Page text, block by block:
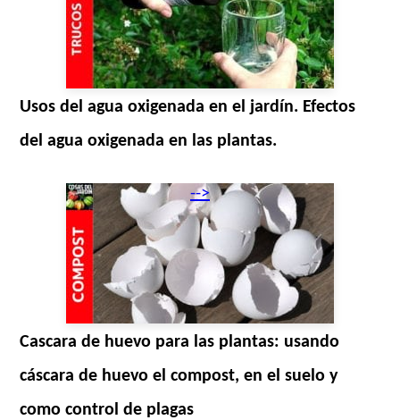
Usos del agua oxigenada en el jardín. Efectos
del agua oxigenada en las plantas.
-->
Cascara de huevo para las plantas: usando
cáscara de huevo el compost, en el suelo y
como control de plagas